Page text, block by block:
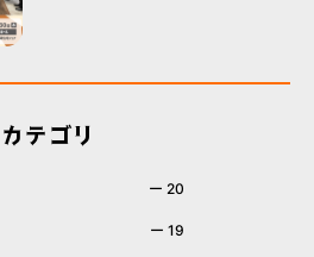
カテゴリ
ー 20
ー 19